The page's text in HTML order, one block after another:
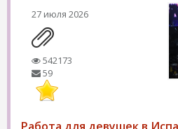
27 июля 2026
542173
59